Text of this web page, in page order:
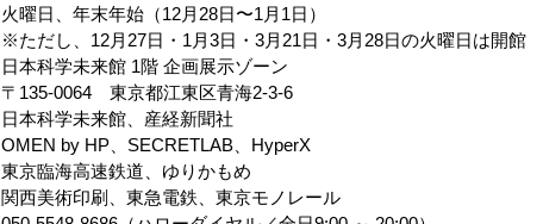
	火曜日、年末年始（12月28日〜1月1日）
		※ただし、12月27日・1月3日・3月21日・3月28日の火曜日は開館
	日本科学未来館 1階 企画展示ゾーン
		〒135-0064　東京都江東区青海2-3-6
	日本科学未来館、産経新聞社
	OMEN by HP、SECRETLAB、HyperX
	東京臨海高速鉄道、ゆりかもめ
	関西美術印刷、東急電鉄、東京モノレール